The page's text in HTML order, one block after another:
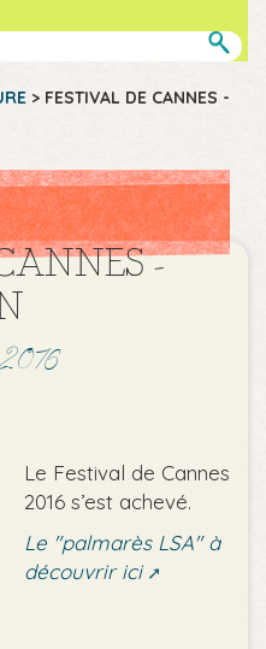
> FESTIVAL DE CANNES -
-
Le Festival de Cannes
2016 s’est achevé.
Le "palmarès LSA" à
découvrir ici